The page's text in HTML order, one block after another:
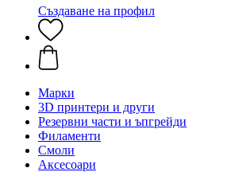
Създаване на профил
Mарки
3D принтери и други
Резервни части и ъпгрейди
Филаменти
Смоли
Аксесоари